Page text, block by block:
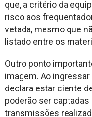
que, a critério da
risco aos
vetada, mesmo que
listado entre os
Outro ponto
imagem. Ao
declara estar ciente
poderão ser
transmissões